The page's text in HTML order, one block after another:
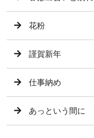
花粉
謹賀新年
仕事納め
あっという間に